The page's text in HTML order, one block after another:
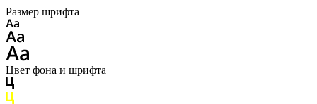
Размер шрифта
Цвет фона и шрифта